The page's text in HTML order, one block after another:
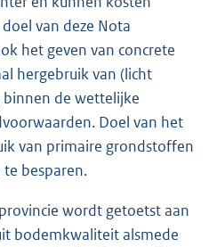
van deze Nota
het geven van concrete
hergebruik van (licht
de wettelijke
Doel van het
van primaire grondstoffen
besparen.
wordt getoetst aan
bodemkwaliteit alsmede